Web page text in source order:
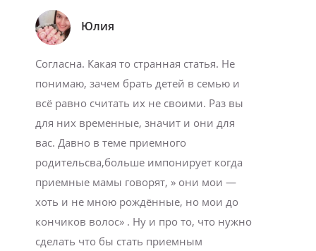
Юлия
Согласна. Какая то странная статья. Не
понимаю, зачем брать детей в семью и
всё равно считать их не своими. Раз вы
для них временные, значит и они для
вас. Давно в теме приемного
родительсва,больше импонирует когда
приемные мамы говорят, » они мои —
хоть и не мною рождённые, но мои до
кончиков волос» . Ну и про то, что нужно
сделать что бы стать приемным